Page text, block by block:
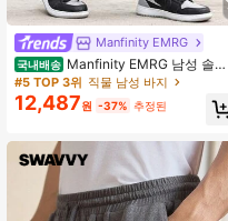
Manfinity EMRG
국내배송 Manfinity EMRG 남성 솔리
드 컬러 드로스트링 조거 팬츠 포켓 포
함, 플레인 롱 베케이션 오버사이즈 블
랙 팬츠, 남편, 남자친구 선물용, 가을
#5 TOP 3위 직물 남성 바지
12,487원 -37% 추정된